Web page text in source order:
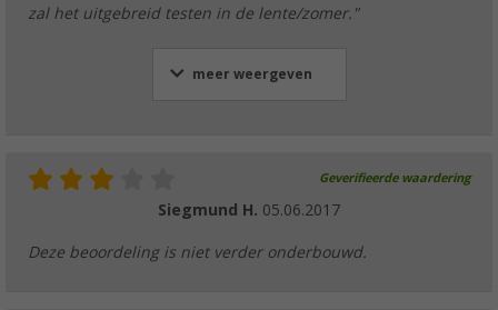
zal het uitgebreid testen in de lente/zomer."
meer weergeven
Geverifieerde waardering
Siegmund H. 05.06.2017
Deze beoordeling is niet verder onderbouwd.